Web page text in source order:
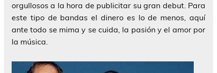
orgullosos a la hora de publicitar su gran debut. Para
este tipo de bandas el dinero es lo de menos, aquí
ante todo se mima y se cuida, la pasión y el amor por
la música.